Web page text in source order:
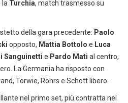
la Turchia, match trasmesso su
della gara precedente: Paolo
opposto, Mattia Bottolo e Luca
Sanguinetti e Pardo Mati al centro,
La Germania ha risposto con
Torwie, Röhrs e Schott libero.
nel primo set, più contratta nel